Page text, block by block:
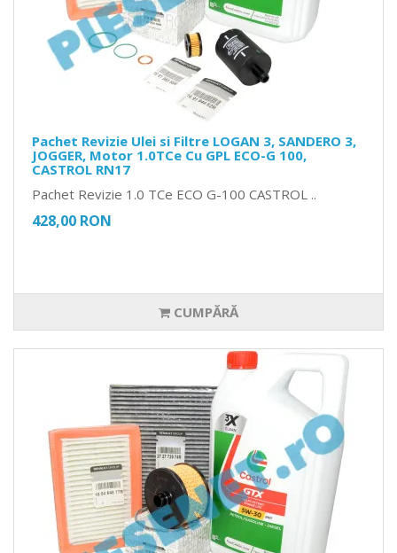
Pachet Revizie Ulei si Filtre LOGAN 3, SANDERO 3,
JOGGER, Motor 1.0TCe Cu GPL ECO-G 100,
CASTROL RN17
Pachet Revizie 1.0 TCe ECO G-100 CASTROL ..
428,00 RON
CUMPĂRĂ